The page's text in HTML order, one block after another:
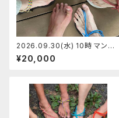
2026.09.30(水) 10時 マンサ
ンダル代官山店 マンサンダルワ
ークショップ 【定員7】ひらちゃん
¥20,000